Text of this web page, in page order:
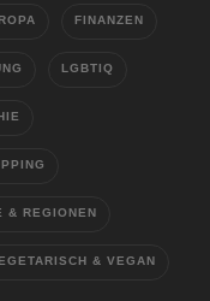
FINANZEN
LGBTIQ
& REGIONEN
& VEGAN